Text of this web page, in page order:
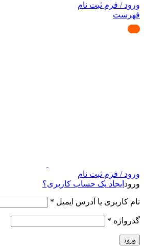
ورود / فرم ثبت نام
فهرست
ورود / فرم ثبت نام
ورود ایجاد یک حساب کاربری؟
نام کاربری یا آدرس ایمیل *
گذرواژه *
ورود